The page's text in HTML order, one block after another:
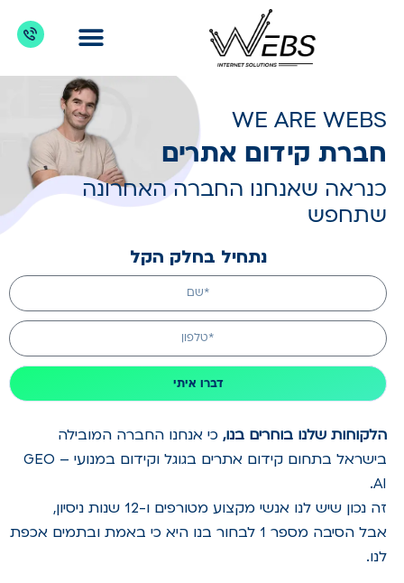
WE ARE WEBS
חברת קידום אתרים
כנראה שאנחנו החברה האחרונה
שתחפש
נתחיל בחלק הקל
דברו איתי
הלקוחות שלנו בוחרים בנו,כי אנחנו החברה המובילה
בישראל בתחום קידום אתרים בגוגל וקידום במנועי GEO –
AI.
זה נכון שיש לנו אנשי מקצוע מטורפים ו-12 שנות ניסיון,
אבל הסיבה מספר 1 לבחור בנו היא כי באמת ובתמים אכפת
לנו.